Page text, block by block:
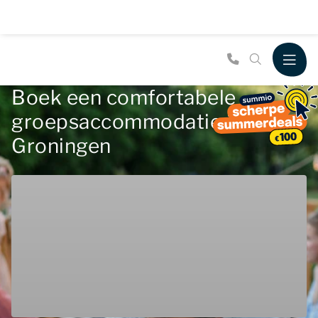
Boek een comfortabele
groepsaccommodatie in
Groningen